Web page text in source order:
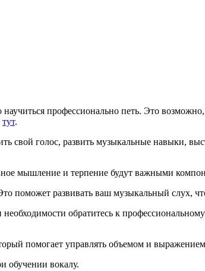
профессионально петь. Это
тут.
свой голос, развить музыкальные навыки,
мышление и терпение будут важными
развивать ваш музыкальный слух,
обратитесь к
помогает управлять объемом и выражением
обучении вокалу.